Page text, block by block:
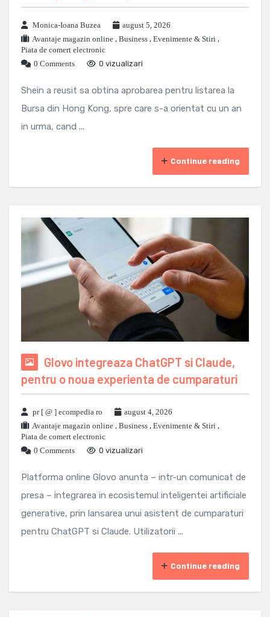
Monica-Ioana Buzea
august 5, 2026
Avantaje magazin online , Business , Evenimente & Stiri ,
Piata de comert electronic
0 Comments
0 vizualizari
Shein a reusit sa obtina aprobarea pentru listarea la
Bursa din Hong Kong, spre care s-a orientat cu un an
in urma, cand ...
Continue reading
Glovo integreaza ChatGPT si Claude,
pentru o noua experienta de cumparaturi
pr [ @ ] ecompedia ro
august 4, 2026
Avantaje magazin online , Business , Evenimente & Stiri ,
Piata de comert electronic
0 Comments
0 vizualizari
Platforma online Glovo anunta – intr-un comunicat de
presa – integrarea in ecosistemul inteligentei artificiale
generative, prin lansarea unui asistent de cumparaturi
pentru ChatGPT si Claude. Utilizatorii ...
Continue reading